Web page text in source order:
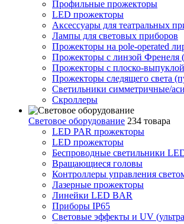
Профильные прожекторы
LED прожекторы
Аксессуары для театральных
Лампы для световых приборов
Прожекторы на pole-operated
Прожекторы с линзой Френеля
Прожекторы с плоско-
Прожекторы следящего света
Светильники симметричные/
Скроллеры
Световое оборудование 234 товара
LED PAR прожекторы
LED прожекторы
Беспроводные светильники
Вращающиеся головы
Контроллеры управления
Лазерные прожекторы
Линейки LED BAR
Приборы IP65
Световые эффекты и UV